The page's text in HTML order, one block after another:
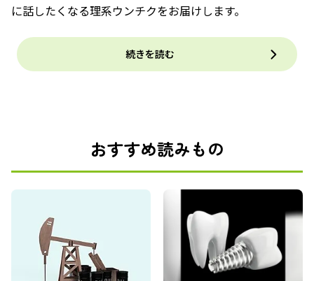
に話したくなる理系ウンチクをお届けします。
続きを読む
おすすめ読みもの